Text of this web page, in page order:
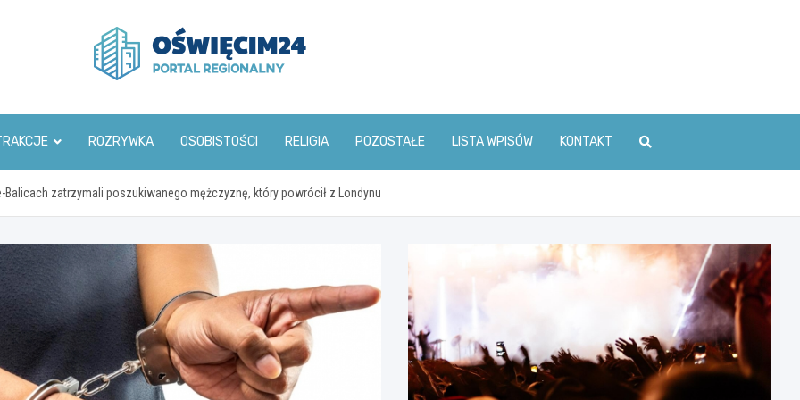
www.oswiecim24.pl
ROZRYWKA OSOBISTOŚCI RELIGIA POZOSTAŁE LISTA WPISÓW KONTAKT
Balicach zatrzymali poszukiwanego mężczyznę, który powrócił z Londynu